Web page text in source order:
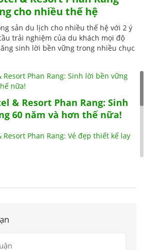
cho nhiều thế hệ
sản du lịch cho nhiều thế hệ với 2 ý
trải nghiệm của du khách mọi độ
sinh lời bền vững trong nhiều chục
& Resort Phan Rang: Sinh
60 năm và hơn thế nữa!
& Resort Phan Rang: Tầm
bản địa